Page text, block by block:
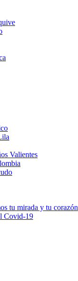
Valientes
tu mirada y tu corazón
Covid-19